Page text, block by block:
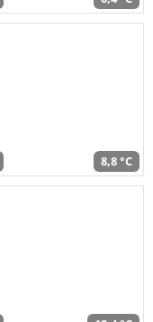
8,8 °C